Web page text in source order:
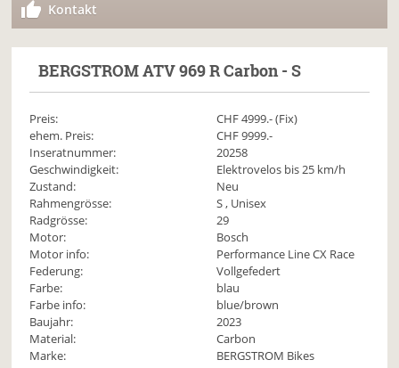
Kontakt
BERGSTROMATV 969 R Carbon - S
Preis: CHF4999.- (Fix)
ehem. Preis:
CHF 9999.-
Inseratnummer:
20258
Geschwindigkeit:
Elektrovelos bis 25 km/h
Zustand:
Neu
Rahmengrösse:
S , Unisex
Radgrösse:
29
Motor:
Bosch
Motor info:
Performance Line CX Race
Federung:
Vollgefedert
Farbe:
blau
Farbe info:
blue/brown
Baujahr:
2023
Material:
Carbon
Marke:
BERGSTROM Bikes